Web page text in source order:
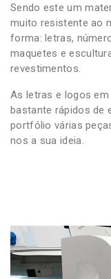
Sendo este um
muito resistente ao
forma: letras,
maquetes e
revestimentos.
As letras e logos
bastante rápidos de
portfólio várias
nos a sua ideia.